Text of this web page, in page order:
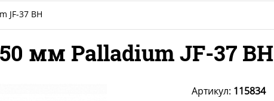
JF-37 BH
мм Palladium JF-37 BH
Артикул: 115834